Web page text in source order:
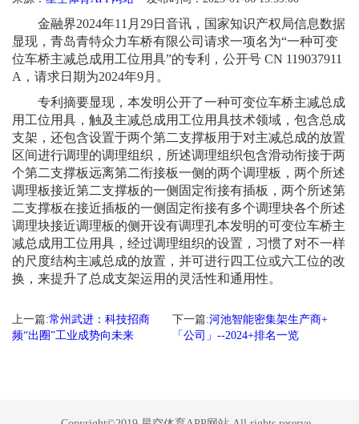
金融界2024年11月29日音讯，国家知识产权局信息数据
显现，青岛青特众力车桥有限公司请求一项名为“一种可变
位车桥主减总成用工位用具”的专利，公开号 CN 119037911
A，请求日期为2024年9月。
专利摘要显现，本发明公开了一种可变位车桥主减总成
用工位用具，触及主减总成用工位用具技术领域，包含总成
支架，还包含设置于两个第二支撑板用于对主减总成的放置
区间进行调理的调理组织，所述调理组织包含滑动衔接于两
个第二支撑板远离第二衔接板一侧的两个调理板，两个所述
调理板接近第二支撑板的一侧固定衔接有插板，两个所述第
二支撑板在接近插板的一侧固定衔接有多个调理块各个所述
调理块接近调理板的侧开设有调理孔本发明的可变位车桥主
减总成用工位用具，经过调理组织的设置，习惯了对不一样
的尺度结构主减总成的放置，并可进行四工位或六工位的改
换，来提升了总成支架运用的灵活性和通用性。
上一篇:常州武进：科技招商
频“出圈”工业成势向未来
下一篇:河池智能密集架生产商+
「公司」--2024+排名一览